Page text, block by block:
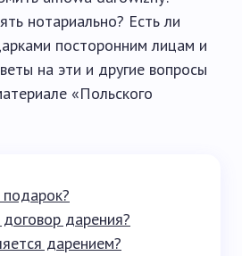
нотариально? Есть ли
посторонним лицам и
на эти и другие вопросы
«Польского
дарения?
дарением?